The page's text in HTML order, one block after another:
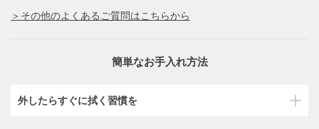
＞その他のよくあるご質問はこちらから
簡単なお手入れ方法
外したらすぐに拭く習慣を